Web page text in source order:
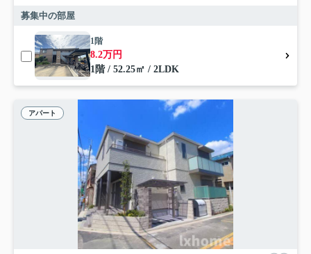
募集中の部屋
1階
8.2万円
1階 / 52.25㎡ / 2LDK
アパート